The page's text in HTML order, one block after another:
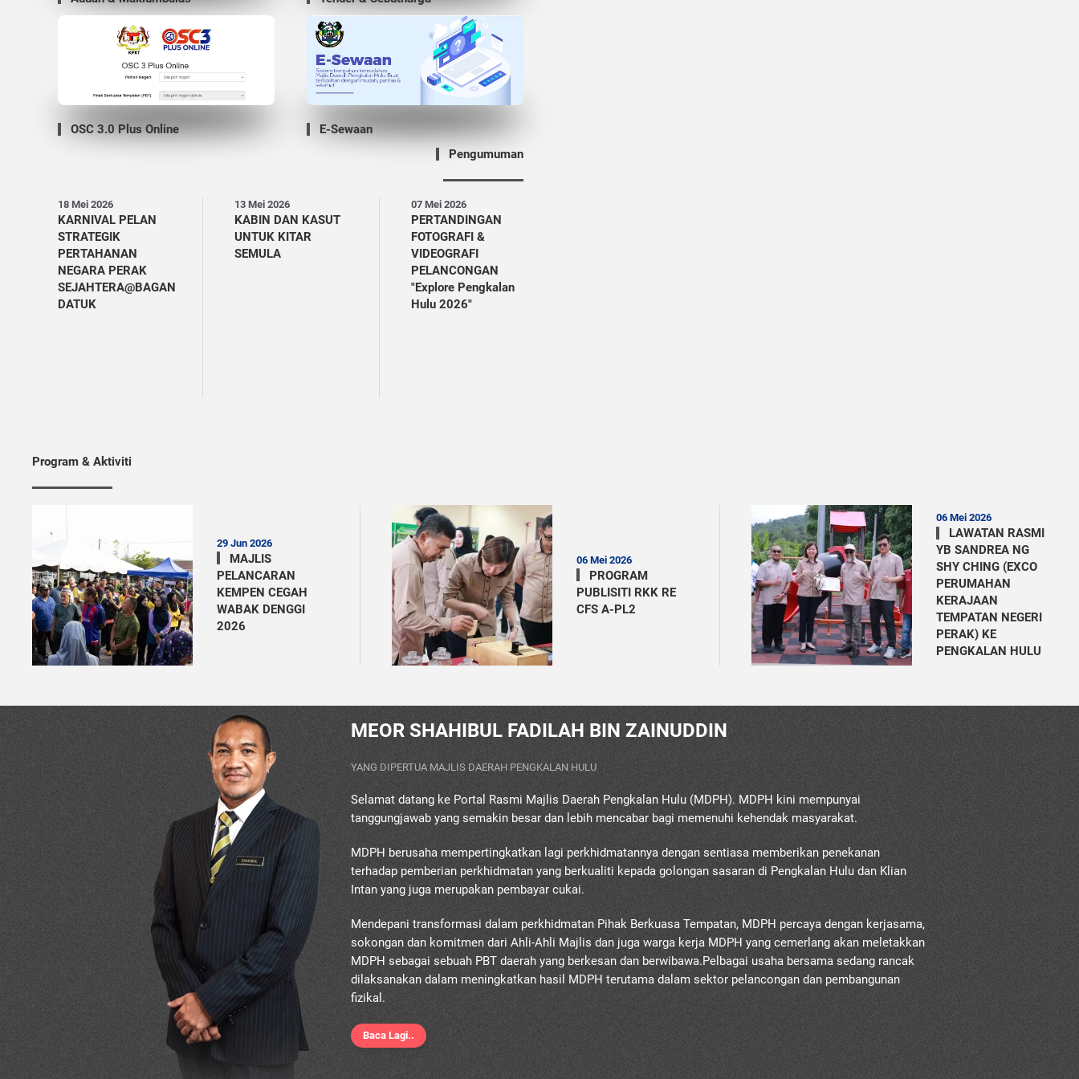
OSC 3.0 Plus Online
E-Sewaan
Pengumuman
18 Mei 2026
KARNIVAL PELAN
STRATEGIK
PERTAHANAN
NEGARA PERAK
SEJAHTERA@BAGAN
DATUK
13 Mei 2026
KABIN DAN KASUT
UNTUK KITAR
SEMULA
07 Mei 2026
PERTANDINGAN
FOTOGRAFI &
VIDEOGRAFI
PELANCONGAN
"Explore Pengkalan
Hulu 2026"
Program & Aktiviti
29 Jun 2026
MAJLIS
PELANCARAN
KEMPEN CEGAH
WABAK DENGGI
2026
06 Mei 2026
PROGRAM
PUBLISITI RKK RE
CFS A-PL2
06 Mei 2026
LAWATAN RASMI
YB SANDREA NG
SHY CHING (EXCO
PERUMAHAN
KERAJAAN
TEMPATAN NEGERI
PERAK) KE
PENGKALAN HULU
MEOR SHAHIBUL FADILAH BIN ZAINUDDIN
YANG DIPERTUA MAJLIS DAERAH PENGKALAN HULU
Selamat datang ke Portal Rasmi Majlis Daerah Pengkalan Hulu (MDPH). MDPH kini mempunyai
tanggungjawab yang semakin besar dan lebih mencabar bagi memenuhi kehendak masyarakat.
MDPH berusaha mempertingkatkan lagi perkhidmatannya dengan sentiasa memberikan penekanan
terhadap pemberian perkhidmatan yang berkualiti kepada golongan sasaran di Pengkalan Hulu dan Klian
Intan yang juga merupakan pembayar cukai.
Mendepani transformasi dalam perkhidmatan Pihak Berkuasa Tempatan, MDPH percaya dengan kerjasama,
sokongan dan komitmen dari Ahli-Ahli Majlis dan juga warga kerja MDPH yang cemerlang akan meletakkan
MDPH sebagai sebuah PBT daerah yang berkesan dan berwibawa.Pelbagai usaha bersama sedang rancak
dilaksanakan dalam meningkatkan hasil MDPH terutama dalam sektor pelancongan dan pembangunan
fizikal.
Baca Lagi..